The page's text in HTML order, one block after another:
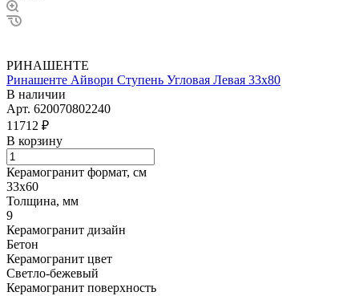
РИНАШЕНТЕ
Ринашенте Айвори Ступень Угловая Левая 33х80
В наличии
Арт. 620070802240
11712 ₽
В корзину
Керамогранит формат, см
33х60
Толщина, мм
9
Керамогранит дизайн
Бетон
Керамогранит цвет
Светло-бежевый
Керамогранит поверхность